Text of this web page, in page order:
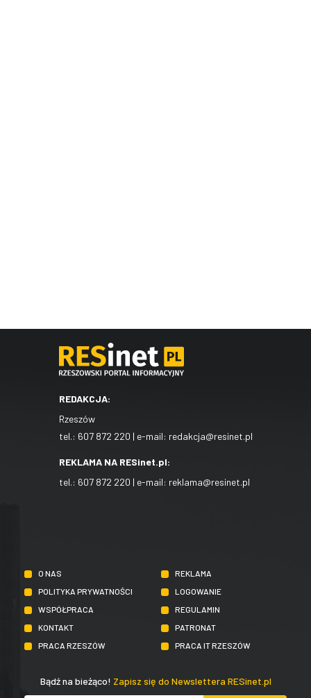
REDAKCJA:
Rzeszów
tel.: 607 872 220 | e-mail: redakcja@resinet.pl
REKLAMA NA RESinet.pl:
tel.: 607 872 220 | e-mail: reklama@resinet.pl
O NAS
REKLAMA
POLITYKA PRYWATNOŚCI
LOGOWANIE
WSPÓŁPRACA
REGULAMIN
KONTAKT
PATRONAT
PRACA RZESZÓW
PRACA IT RZESZÓW
Bądź na bieżąco! Zapisz się do Newslettera RESinet.pl